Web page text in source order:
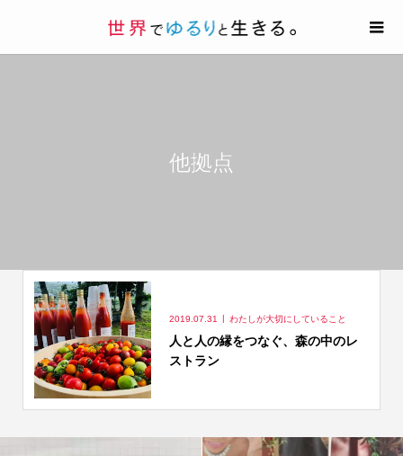
他拠点
2019.07.31 わたしが大切にしていること
人と人の縁をつなぐ、森の中のレ
ストラン